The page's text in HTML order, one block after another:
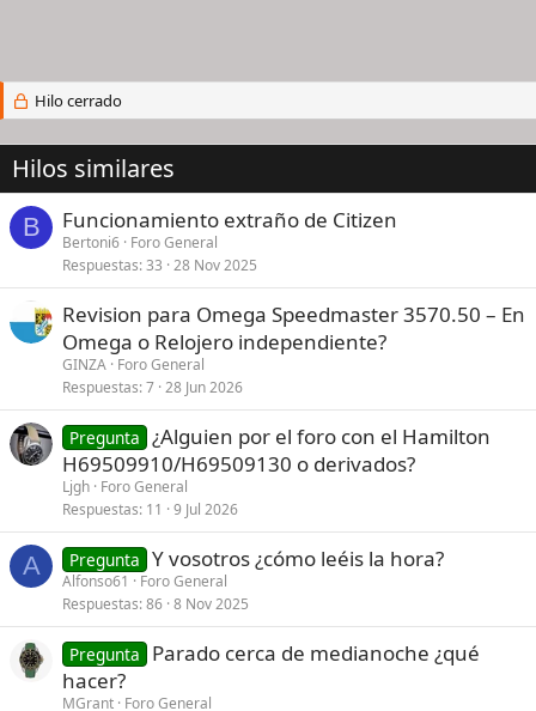
Hilo cerrado
Hilos similares
B Funcionamiento extraño de Citizen
Bertoni6 Foro General
Respuestas 33 28 Nov 2025
Revision para Omega Speedmaster 3570.50 – En
Omega o Relojero independiente?
GINZA Foro General
Respuestas 7 28 Jun 2026
Pregunta ¿Alguien por el foro con el Hamilton
H69509910/H69509130 o derivados?
Ljgh Foro General
Respuestas 11 9 Jul 2026
A Pregunta Y vosotros ¿cómo leéis la hora?
Alfonso61
Foro General
Respuestas 86 8 Nov 2025
Pregunta
Parado cerca de medianoche ¿qué
hacer?
MGrant Foro General